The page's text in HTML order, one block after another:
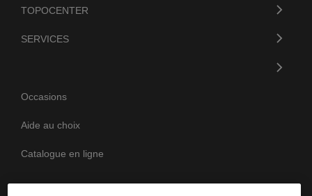
TOPOCENTER
SERVICES
Occasions
Aide au choix
Catalogue en ligne